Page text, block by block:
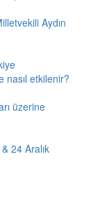
Aydın
nasıl etkilenir?
üzerine
24 Aralık